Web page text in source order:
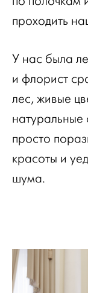
проходить
У нас была
и флорист
лес, живые
натуральные
просто
красоты и
шума.